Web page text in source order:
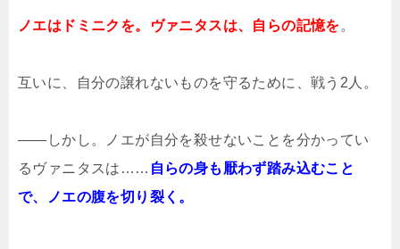
ノエはドミニクを。ヴァニタスは、自らの記憶を。
互いに、自分の譲れないものを守るために、戦う2人。
――しかし。ノエが自分を殺せないことを分かってい
るヴァニタスは…… 自らの身も厭わず踏み込むこと
で、ノエの腹を切り裂く。